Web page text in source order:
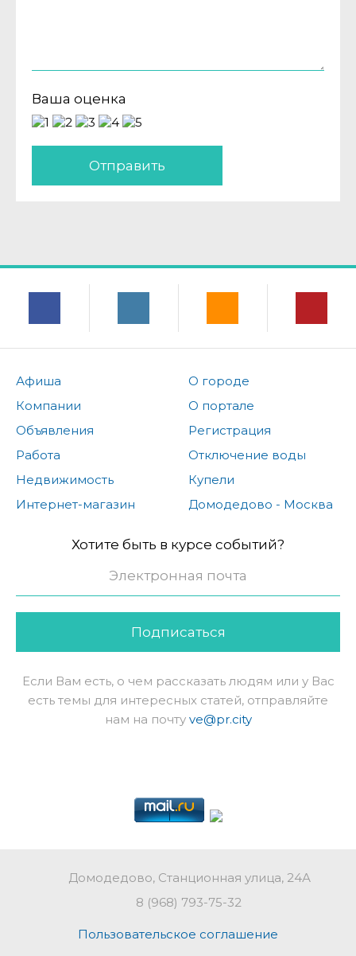
Ваша оценка
Отправить
Афиша
Компании
Объявления
Работа
Недвижимость
Интернет-магазин
О городе
О портале
Регистрация
Отключение воды
Купели
Домодедово - Москва
Хотите быть в курсе событий?
Подписаться
Если Вам есть, о чем рассказать людям или у Вас
есть темы для интересных статей, отправляйте
нам на почту ve@pr.city
Домодедово, Станционная улица, 24А
8 (968) 793-75-32
Пользовательское соглашение